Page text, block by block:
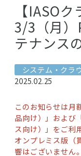
【IASO
3/3（月
テナンス
システム・クラ
2025.02.25
このお知らせは月
品向け）」および
ス向け）」をご利
オンプレミス版（
響はございません。